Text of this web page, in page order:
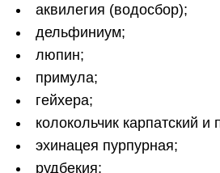
аквилегия (водосбор);
дельфиниум;
люпин;
примула;
гейхера;
колокольчик карпатский и
эхинацея пурпурная;
рудбекия;